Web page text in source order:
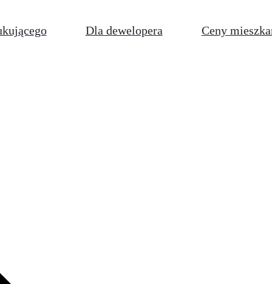
Dla dewelopera Ceny